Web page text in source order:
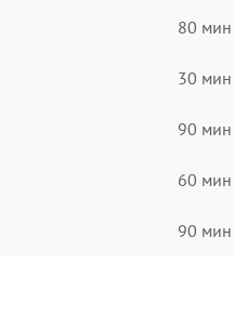
80 мин
30 мин
90 мин
60 мин
90 мин